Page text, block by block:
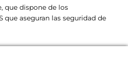
que dispone de los
que aseguran las seguridad de